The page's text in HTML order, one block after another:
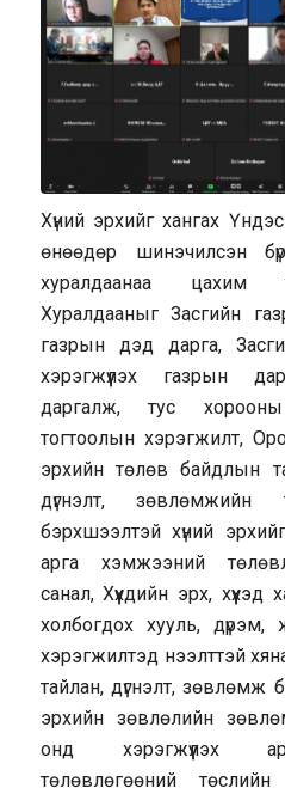
Хүний эрхийг хангах
өнөөдөр шинэчилсэн
хуралдаанаа цахим
Хуралдааныг Засгийн
газрын дэд дарга,
хэрэгжүүлэх газрын
даргалж, тус
тогтоолын хэрэгжилт,
эрхийн төлөв байдлын
дүгнэлт, зөвлөмжийн
бэрхшээлтэй хүний
арга хэмжээний
санал, Хүүхдийн эрх,
холбогдох хууль, дүрэм,
хэрэгжилтэд нээлттэй
тайлан, дүгнэлт, зөвлөмж
эрхийн зөвлөлийн
онд хэрэгжүүлэх
төлөвлөгөөний